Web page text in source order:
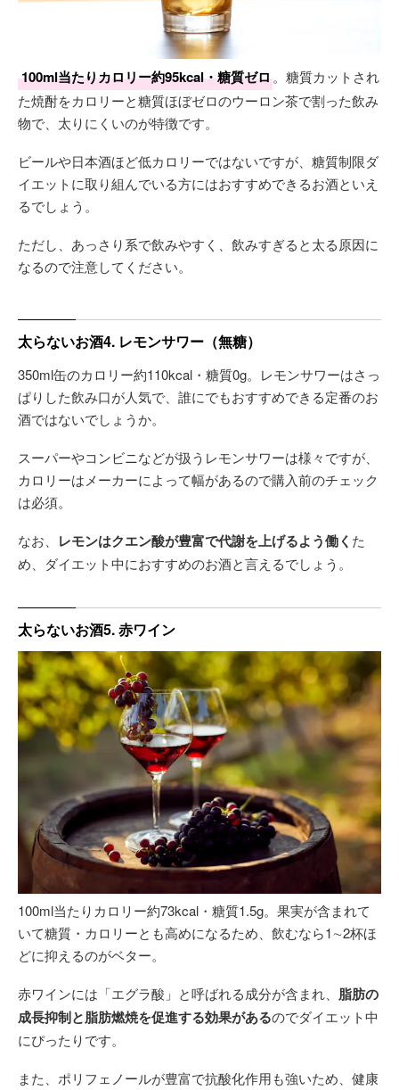
100ml当たりカロリー約95kcal・糖質ゼロ。糖質カットされ
た焼酎をカロリーと糖質ほぼゼロのウーロン茶で割った飲み
物で、太りにくいのが特徴です。
ビールや日本酒ほど低カロリーではないですが、糖質制限ダ
イエットに取り組んでいる方にはおすすめできるお酒といえ
るでしょう。
ただし、あっさり系で飲みやすく、飲みすぎると太る原因に
なるので注意してください。
太らないお酒4. レモンサワー（無糖）
350ml缶のカロリー約110kcal・糖質0g。レモンサワーはさっ
ぱりした飲み口が人気で、誰にでもおすすめできる定番のお
酒ではないでしょうか。
スーパーやコンビニなどが扱うレモンサワーは様々ですが、
カロリーはメーカーによって幅があるので購入前のチェック
は必須。
なお、 レモンはクエン酸が豊富で代謝を上げるよう働く た
め、ダイエット中におすすめのお酒と言えるでしょう。
太らないお酒5. 赤ワイン
100ml当たりカロリー約73kcal・糖質1.5g。果実が含まれて
いて糖質・カロリーとも高めになるため、飲むなら1∼2杯ほ
どに抑えるのがベター。
赤ワインには「エグラ酸」と呼ばれる成分が含まれ、 脂肪の
成長抑制と脂肪燃焼を促進する効果があるのでダイエット中
にぴったりです。
また、ポリフェノールが豊富で抗酸化作用も強いため、健康